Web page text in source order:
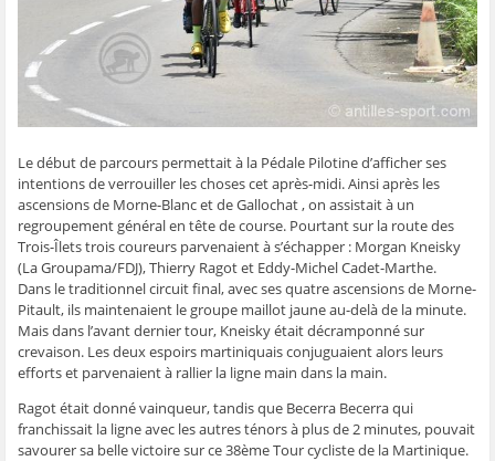
o
o
a
u
n
e
n
o
u
v
e
l
e
f
e
n
ê
t
r
)
r
(
o
u
v
r
n
u
n
e
n
o
u
v
e
l
l
e
e
n
ê
t
r
e
p
p
(
o
a
u
n
e
n
o
u
v
e
l
l
f
e
n
ê
t
r
)
o
v
u
e
n
o
u
v
e
l
l
e
f
e
ê
t
r
e
)
u
n
a
m
(
v
r
a
n
s
u
n
e
n
o
u
v
e
l
l
e
f
e
n
t
r
e
)
Le début de parcours permettait à la Pédale Pilotine d’afficher ses
intentions de verrouiller les choses cet après-midi. Ainsi après les
ascensions de Morne-Blanc et de Gallochat , on assistait à un
regroupement général en tête de course. Pourtant sur la route des
Trois-Îlets trois coureurs parvenaient à s’échapper : Morgan Kneisky
(La Groupama/FDJ), Thierry Ragot et Eddy-Michel Cadet-Marthe.
Dans le traditionnel circuit final, avec ses quatre ascensions de Morne-
Pitault, ils maintenaient le groupe maillot jaune au-delà de la minute.
Mais dans l’avant dernier tour, Kneisky était décramponné sur
crevaison. Les deux espoirs martiniquais conjuguaient alors leurs
efforts et parvenaient à rallier la ligne main dans la main.
Ragot était donné vainqueur, tandis que Becerra Becerra qui
franchissait la ligne avec les autres ténors à plus de 2 minutes, pouvait
savourer sa belle victoire sur ce 38ème Tour cycliste de la Martinique.